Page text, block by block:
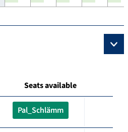
Seats available
Pal_Schlämm